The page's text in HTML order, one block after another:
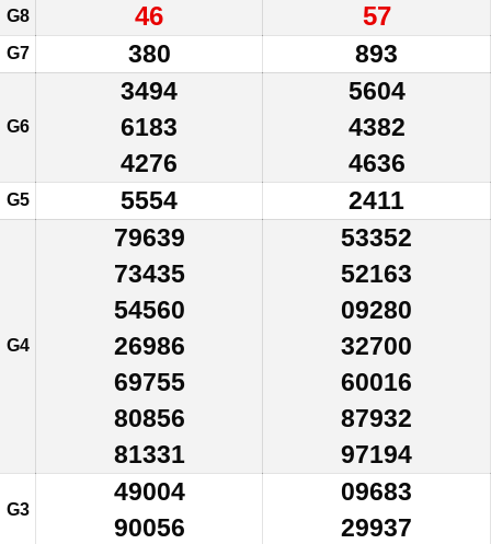
G8 46 57
G7 380 893
G6
3494
6183
4276
5604
4382
4636
G5 5554 2411
G4
79639
73435
54560
26986
69755
80856
81331
53352
52163
09280
32700
60016
87932
97194
G3
49004
90056
09683
29937